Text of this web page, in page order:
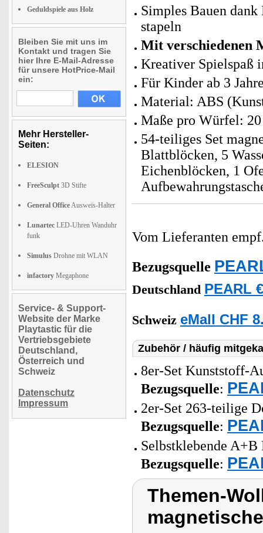
Geduldspiele aus Holz
Bleiben Sie mit uns im
Kontakt und tragen Sie
hier Ihre E-Mail-Adresse
für unsere HotPrice-Mail
ein:
Mehr Hersteller-
Seiten:
ELESION
FreeSculpt 3D Stifte
General OfficeAusweis-Halter
Lunartec LED-Uhren Wanduhr
funk
Simulus Drohne mit WLAN
infactory Megaphone
Service- & Support-
Website der Marke
Playtastic für die
Vertriebsgebiete
Deutschland,
Österreich und
Schweiz
Datenschutz
Impressum
Simples Bauen
stapeln
Mit verschiedenen
Kreativer Spielspaß
Für Kinder ab 3
Material: ABS
Maße pro Würfel:
54-teiliges Set
Blattblöcken, 5
Eichenblöcken, 1
Vom Lieferanten
Bezugsquelle
Deutschland PEARL
Schweiz eMall CHF
Zubehör / häufig
8er-Set Kunststoff-
Bezugsquelle:
2er-Set 263-teilige
Bezugsquelle:
Selbstklebende
Bezugsquelle:
Themen-